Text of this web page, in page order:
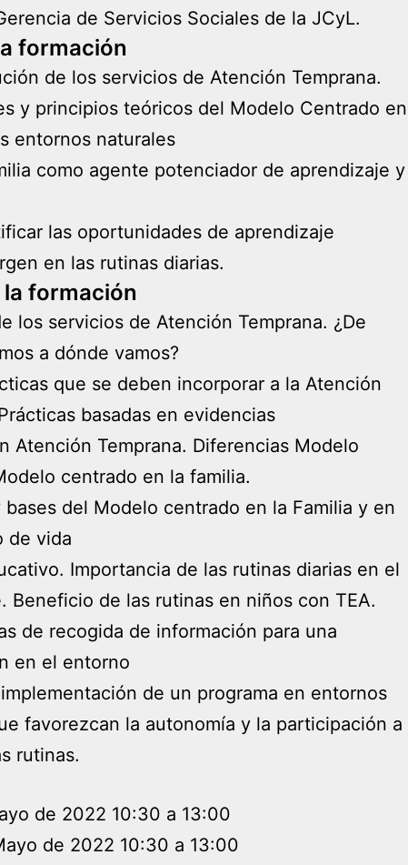
de Servicios Sociales de la JCyL.
formación
de los servicios de Atención Temprana.
y principios teóricos del Modelo Centrado en
entornos naturales
como agente potenciador de aprendizaje y
las oportunidades de aprendizaje
en las rutinas diarias.
formación
los servicios de Atención Temprana. ¿De
a dónde vamos?
que se deben incorporar a la Atención
basadas en evidencias
Atención Temprana. Diferencias Modelo
centrado en la familia.
bases del Modelo centrado en la Familia y en
de vida
Importancia de las rutinas diarias en el
Beneficio de las rutinas en niños con TEA.
de recogida de información para una
en el entorno
de un programa en entornos
favorezcan la autonomía y la participación a
rutinas.
de 2022 10:30 a 13:00
de 2022 10:30 a 13:00